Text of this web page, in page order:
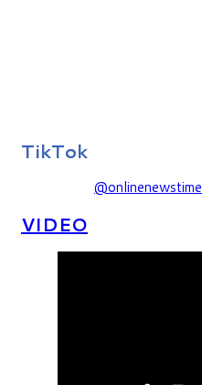
TikTok
@onlinenewstime
VIDEO